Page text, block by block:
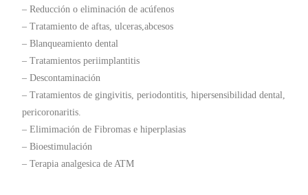
– Reducción o eliminación de acúfenos
– Tratamiento de aftas, ulceras,abcesos
– Blanqueamiento dental
– Tratamientos periimplantitis
– Descontaminación
– Tratamientos de gingivitis, periodontitis, hipersensibilidad dental,
pericoronaritis.
– Elimimación de Fibromas e hiperplasias
– Bioestimulación
– Terapia analgesica de ATM